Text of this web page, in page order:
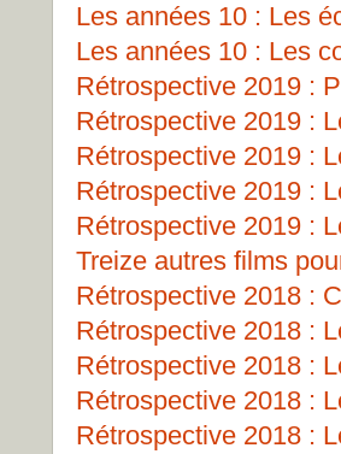
Les années 10 : Les
Les années 10 : Les
Rétrospective 2019 :
Rétrospective 2019 :
Rétrospective 2019 :
Rétrospective 2019 :
Rétrospective 2019 :
Treize autres films
Rétrospective 2018 :
Rétrospective 2018 :
Rétrospective 2018 :
Rétrospective 2018 :
Rétrospective 2018 :